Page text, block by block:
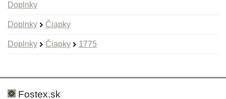
Doplnky
Doplnky Čiapky
Doplnky Čiapky 1775
Hodnotenie:
Meno:
Fostex.sk